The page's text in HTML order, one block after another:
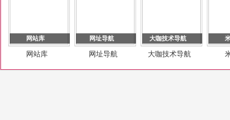
网站库
网站库
网址导航
网址导航
大咖技术导航
大咖技术导航